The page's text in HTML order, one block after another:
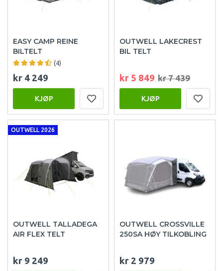
EASY CAMP REINE
BILTELT
(4)
kr 4 249
KJØP
OUTWELL LAKECREST
BIL TELT
kr 5 849 kr 7 439
KJØP
OUTWELL 2026
OUTWELL TALLADEGA
AIR FLEX TELT
kr 9 249
OUTWELL CROSSVILLE
250SA HØY TILKOBLING
kr 2 979